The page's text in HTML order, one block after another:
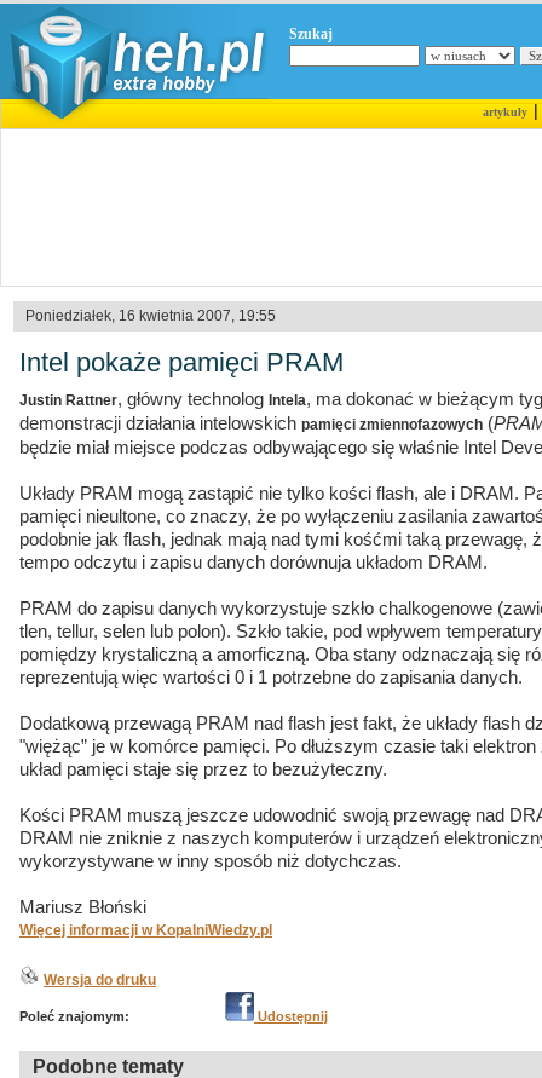
Szukaj
artykuły|
Poniedziałek, 16 kwietnia 2007, 19:55
Intel pokaże pamięci PRAM
Justin Rattner, główny technolog Intela, ma dokonać w bieżącym
demonstracji działania intelowskich pamięci zmiennofazowych (
będzie miał miejsce podczas odbywającego się właśnie Intel
Układy PRAM mogą zastąpić nie tylko kości flash, ale i DRAM.
pamięci nieultone, co znaczy, że po wyłączeniu zasilania
podobnie jak flash, jednak mają nad tymi kośćmi taką przewagę,
tempo odczytu i zapisu danych dorównuja układom DRAM.
PRAM do zapisu danych wykorzystuje szkło chalkogenowe
tlen, tellur, selen lub polon). Szkło takie, pod wpływem
pomiędzy krystaliczną a amorficzną. Oba stany odznaczają się
reprezentują więc wartości 0 i 1 potrzebne do zapisania danych.
Dodatkową przewagą PRAM nad flash jest fakt, że układy flash
"więżąc” je w komórce pamięci. Po dłuższym czasie taki elektron
układ pamięci staje się przez to bezużyteczny.
Kości PRAM muszą jeszcze udowodnić swoją przewagę nad
DRAM nie zniknie z naszych komputerów i urządzeń
wykorzystywane w inny sposób niż dotychczas.
Mariusz Błoński
Więcej informacji w KopalniWiedzy.pl
Wersja do druku
Poleć znajomym: Udostępnij
Podobne tematy